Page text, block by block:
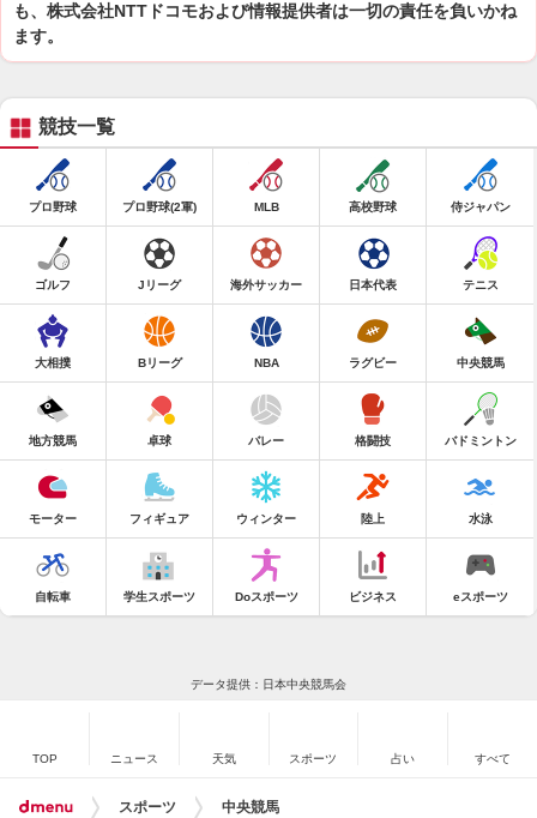
も、株式会社NTTドコモおよび情報提供者は一切の責任を負いかね
ます。
競技一覧
プロ野球 プロ野球(2軍) MLB 高校野球 侍ジャパン
ゴルフ Jリーグ 海外サッカー 日本代表 テニス
大相撲 Bリーグ NBA ラグビー 中央競馬
地方競馬 卓球 バレー 格闘技 バドミントン
モーター フィギュア ウィンター 陸上 水泳
自転車 学生スポーツ Doスポーツ ビジネス eスポーツ
データ提供：日本中央競馬会
TOP ニュース 天気 スポーツ 占い すべて
スポーツ 中央競馬